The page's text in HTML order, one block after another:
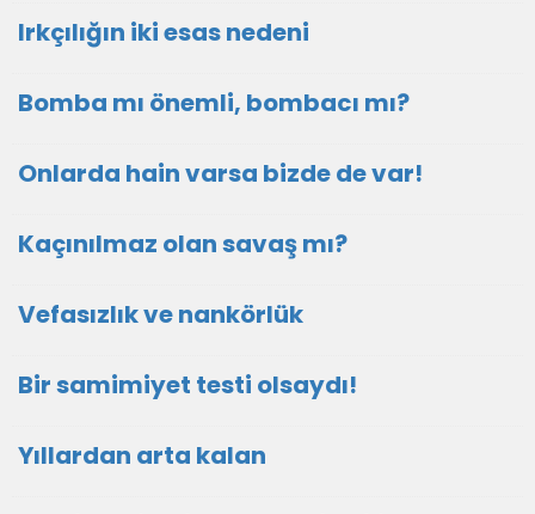
Irkçılığın iki esas nedeni
Bomba mı önemli, bombacı mı?
Onlarda hain varsa bizde de var!
Kaçınılmaz olan savaş mı?
Vefasızlık ve nankörlük
Bir samimiyet testi olsaydı!
Yıllardan arta kalan